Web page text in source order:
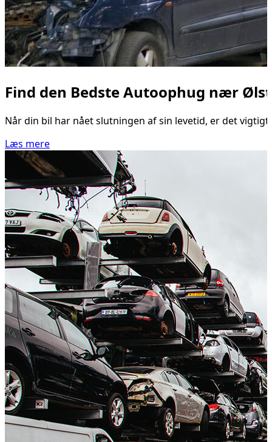
Find den Bedste Autoophug nær
Når din bil har nået slutningen af sin levetid, er det
Læs mere